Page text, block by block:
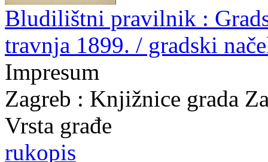
Bludilištni pravilnik :
travnja 1899. / gradski
Impresum
Zagreb : Knjižnice grada
Vrsta građe
rukopis